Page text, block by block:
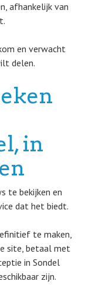
afhankelijk van
en verwacht
delen.
in
te bekijken en
dat het biedt.
te maken,
site, betaal met
in Sondel
zijn.